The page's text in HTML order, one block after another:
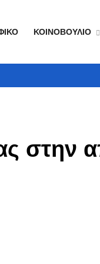
ΚΟΙΝΟΒΟΎΛΙΟ
στην